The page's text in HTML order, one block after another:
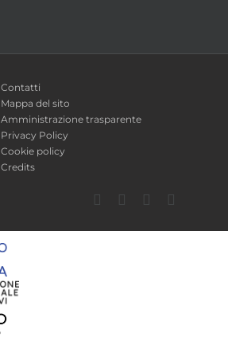
Contatti
Mappa del sito
Amministrazione trasparente
Privacy Policy
Cookie policy
Credits
Facebook
TwitterYouTube